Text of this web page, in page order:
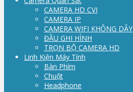
CAMERA HD CVI
CAMERA IP
CAMERA WIFI KHÔNG DÂY
ĐẦU GHI HÌNH
TRỌN BỘ CAMERA HD
Linh Kiện Máy Tính
Bàn Phím
Chuột
Headphone